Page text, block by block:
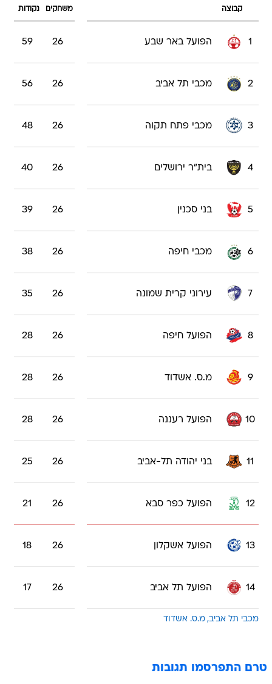
קבוצה משחקים נקודות
1 הפועל באר שבע 26
59
2 מכבי תל אביב 26
56
3 מכבי פתח תקוה 26
48
4 בית"ר ירושלים 26
40
5 בני סכנין 26
39
6 מכבי חיפה 26
38
7 עירוני קרית שמונה 26
35
8 הפועל חיפה 26
28
9 מ.ס. אשדוד 26
28
10 הפועל רעננה 26
28
11 בני יהודה תל-אביב 26
25
12 הפועל כפר סבא 26
21
13 הפועל אשקלון 26
18
14 הפועל תל אביב 26
17
מכבי תל אביב מ.ס. אשדוד
טרם התפרסמו תגובות